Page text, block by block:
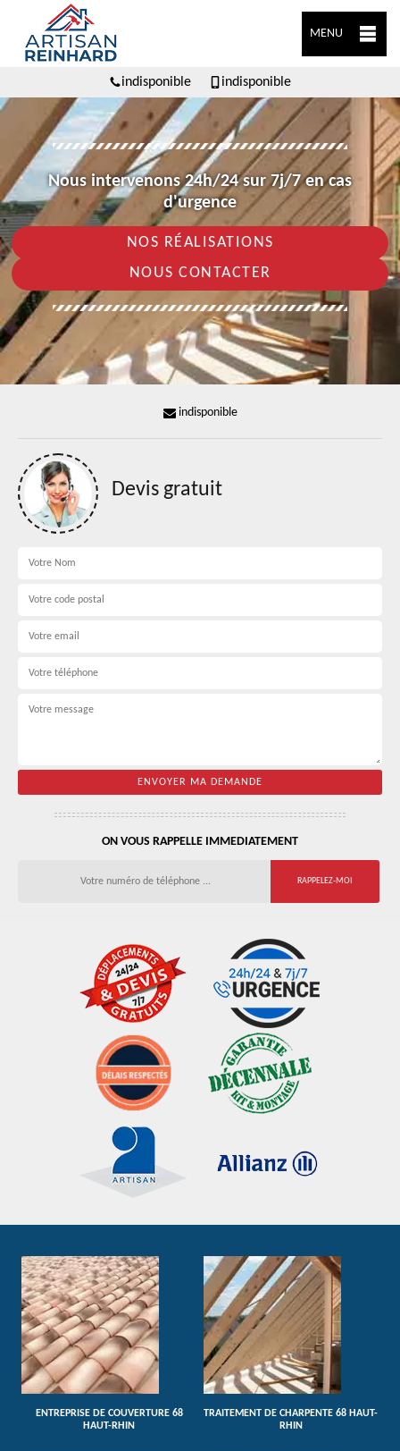
MENU
indisponible indisponible
Nous intervenons 24h/24 sur 7j/7 en cas
d'urgence
NOS RÉALISATIONS
NOUS CONTACTER
indisponible
Devis gratuit
ON VOUS RAPPELLE IMMEDIATEMENT
ENTREPRISE DE COUVERTURE 68
HAUT-RHIN
TRAITEMENT DE CHARPENTE 68 HAUT-
RHIN